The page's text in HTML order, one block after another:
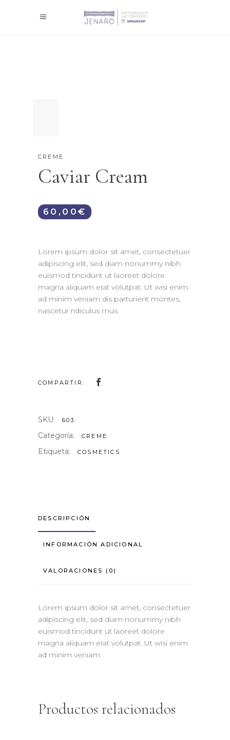
CREME
Caviar Cream
60,00 €
Lorem ipsum dolor sit amet, consectetuer
adipiscing elit, sed diam nonummy nibh
euismod tincidunt ut laoreet dolore
magna aliquam erat volutpat. Ut wisi enim
ad minim veniam dis parturient montes,
nascetur ridiculus mus.
COMPARTIR:
SKU: 603
Categoría: CREME
Etiqueta: COSMETICS
DESCRIPCIÓN
INFORMACIÓN ADICIONAL
VALORACIONES (0)
Lorem ipsum dolor sit amet, consectetuer
adipiscing elit, sed diam nonummy nibh
euismod tincidunt ut laoreet dolore
magna aliquam erat volutpat. Ut wisi enim
ad minim veniam.
Productos relacionados